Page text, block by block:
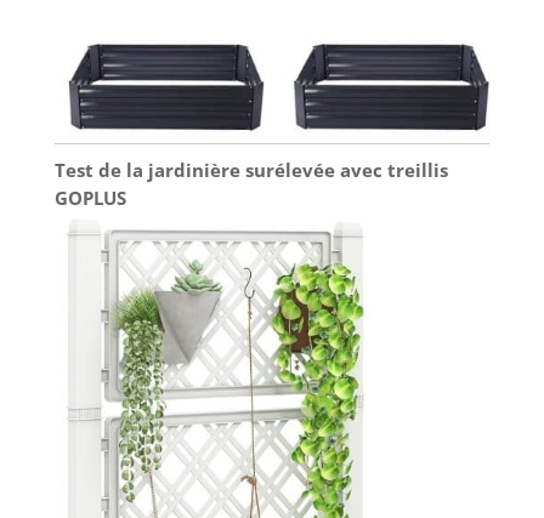
Test de la jardinière surélevée avec treillis
GOPLUS